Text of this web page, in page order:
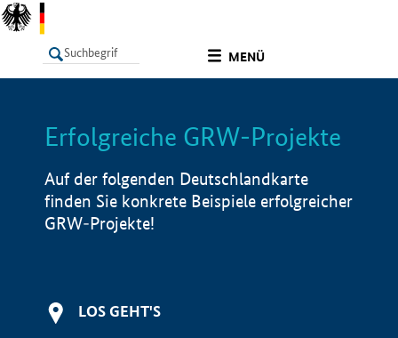
MENÜ
LISTE Info
Erfolgreiche GRW-Projekte
Auf der folgenden Deutschlandkarte
finden Sie konkrete Beispiele erfolgreicher
GRW-Projekte!
LOS GEHT'S